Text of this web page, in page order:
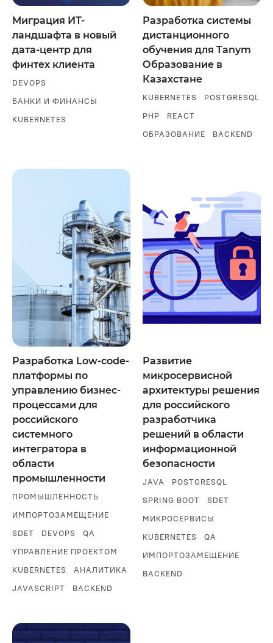
Миграция ИТ-
ландшафта в новый
дата-центр для
финтех клиента
DEVOPS
БАНКИ И ФИНАНСЫ
KUBERNETES
Разработка системы
дистанционного
обучения для Tanym
Образование в
Казахстане
KUBERNETES
POSTGRESQL
PHP
REACT
ОБРАЗОВАНИЕ
BACKEND
Разработка Low-code-
платформы по
управлению бизнес-
процессами для
российского
системного
интегратора в
области
промышленности
ПРОМЫШЛЕННОСТЬ
ИМПОРТОЗАМЕЩЕНИЕ
SDET
DEVOPS
QA
УПРАВЛЕНИЕ ПРОЕКТОМ
KUBERNETES
АНАЛИТИКА
JAVASCRIPT
BACKEND
Развитие
микросервисной
архитектуры решения
для российского
разработчика
решений в области
информационной
безопасности
JAVA
POSTGRESQL
SPRING BOOT
SDET
МИКРОСЕРВИСЫ
KUBERNETES
QA
ИМПОРТОЗАМЕЩЕНИЕ
BACKEND